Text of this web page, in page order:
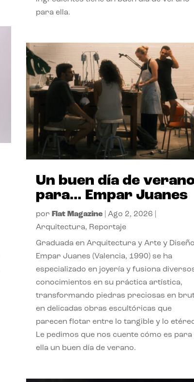
para ella.
Un buen día de
para… Empar Juanes
por Flat Magazine| Ago 2, 2026
Arquitectura, Reportaje
Graduada en Arquitectura y Arte y
Empar Juanes (Valencia, 1990) se ha
especializado en joyería y fusiona
conocimientos en su práctica artística,
transformando piedras preciosas en
en delicadas obras escultóricas que
parecen flotar entre lo tangible y lo
Le pedimos que nos cuente cómo es para
ella un buen día de verano.